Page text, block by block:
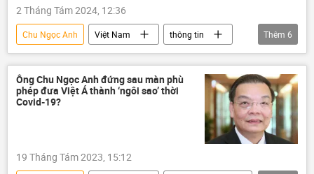
2 Tháng Tám 2024, 12:36
Chu Ngọc Anh Việt Nam
thông tin
Bộ Công an Việt Nam
tham nhũng vặt
Tham ô tài sản
tham ô
tham nhũng
Thêm 6
Ông Chu Ngọc Anh đứng sau màn phù
phép đưa Việt Á thành ‘ngôi sao’ thời
Covid-19?
19 Tháng Tám 2023, 15:12